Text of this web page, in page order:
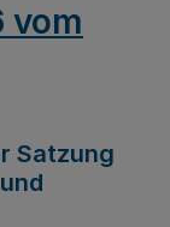
vom
Satzung